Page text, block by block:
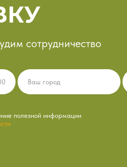
сотрудничество
полезной информации